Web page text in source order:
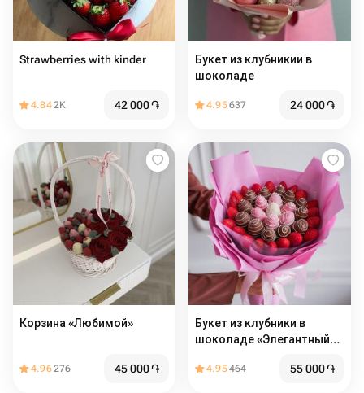
Strawberries with kinder
4.842K 42 000֏
Букет из клубникии в
шоколаде
4.95637 24 000֏
Корзина «Любимой»
4.96276 45 000֏
Букет из клубники в
шоколаде «Элегантный» в
4.95464 55 000֏